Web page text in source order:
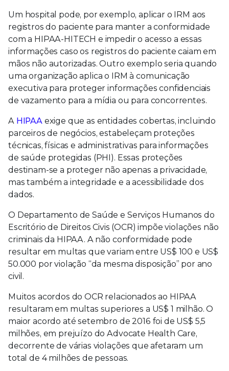
Um hospital pode, por exemplo, aplicar o IRM aos
registros do paciente para manter a conformidade
com a HIPAA-HITECH e impedir o acesso a essas
informações caso os registros do paciente caiam em
mãos não autorizadas. Outro exemplo seria quando
uma organização aplica o IRM à comunicação
executiva para proteger informações confidenciais
de vazamento para a mídia ou para concorrentes.
A HIPAA exige que as entidades cobertas, incluindo
parceiros de negócios, estabeleçam proteções
técnicas, físicas e administrativas para informações
de saúde protegidas (PHI). Essas proteções
destinam-se a proteger não apenas a privacidade,
mas também a integridade e a acessibilidade dos
dados.
O Departamento de Saúde e Serviços Humanos do
Escritório de Direitos Civis (OCR) impõe violações não
criminais da HIPAA. A não conformidade pode
resultar em multas que variam entre US$ 100 e US$
50.000 por violação “da mesma disposição” por ano
civil.
Muitos acordos do OCR relacionados ao HIPAA
resultaram em multas superiores a US$ 1 milhão. O
maior acordo até setembro de 2016 foi de US$ 5,5
milhões, em prejuízo do Advocate Health Care,
decorrente de várias violações que afetaram um
total de 4 milhões de pessoas.